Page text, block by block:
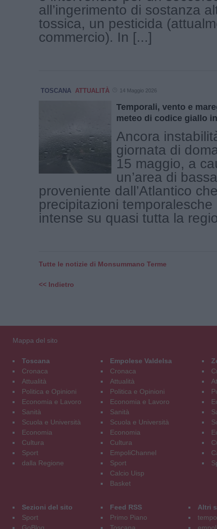
all’ingerimento di sostanza
tossica, un pesticida
commercio). In [...]
TOSCANA ATTUALITÀ 14 Maggio 2026
Temporali, vento e
meteo di codice giallo
Ancora
giornata di
15 maggio, a
un’area di
proveniente dall’Atlantico
precipitazioni temporalesche
intense su quasi tutta la
Tutte le notizie di Monsummano Terme
<< Indietro
Mappa del sito
Toscana
Cronaca
Attualità
Politica e Opinioni
Economia e Lavoro
Sanità
Scuola e Università
Economia
Cultura
Sport
dalla Regione
Empolese Valdelsa
Cronaca
Attualità
Politica e Opinioni
Economia e Lavoro
Sanità
Scuola e Università
Economia
Cultura
EmpoliChannel
Sport
Calcio Uisp
Basket
Sezioni del sito
Sport
Feed RSS
Primo Piano
Altri